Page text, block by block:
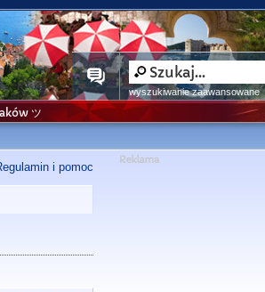
wyszukiwanie zaawansowane
ツ
i pomoc